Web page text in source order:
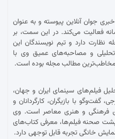
مجله خبری جوان آنلاین پیوسته و به عنوان
فعالیت می‌کند. در این سمت، بر
نظارت دارد و تیم نویسندگان این
و مصاحبه‌های عمیق وی با
مطالب مجله بوده است.
فیلم‌های سینمای ایران و جهان،
با بازیگران، کارگردانان و
فرهنگی و هنری معاصر است. وی
صحنه فیلم‌ها، معرفی کتاب‌های
خانگی تجربه قابل توجهی دارد.